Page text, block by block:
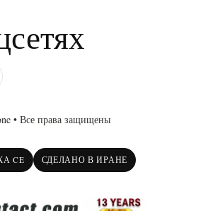
• Все права защищены
CE СДЕЛАНО В ИРАНЕ